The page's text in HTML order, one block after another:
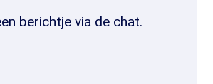
berichtje via de chat.